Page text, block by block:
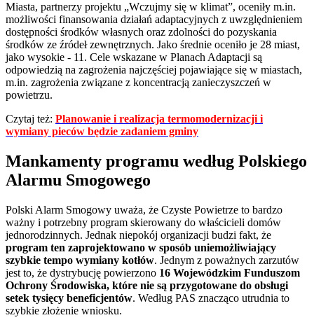
Miasta, partnerzy projektu „Wczujmy się w klimat”, oceniły m.in.
możliwości finansowania działań adaptacyjnych z uwzględnieniem
dostępności środków własnych oraz zdolności do pozyskania
środków ze źródeł zewnętrznych. Jako średnie oceniło je 28 miast,
jako wysokie - 11. Cele wskazane w Planach Adaptacji są
odpowiedzią na zagrożenia najczęściej pojawiające się w miastach,
m.in. zagrożenia związane z koncentracją zanieczyszczeń w
powietrzu.
Czytaj też: Planowanie i realizacja termomodernizacji i
wymiany pieców będzie zadaniem gminy
Mankamenty programu według Polskiego
Alarmu Smogowego
Polski Alarm Smogowy uważa, że Czyste Powietrze to bardzo
ważny i potrzebny program skierowany do właścicieli domów
jednorodzinnych. Jednak niepokój organizacji budzi fakt, że
program ten zaprojektowano w sposób uniemożliwiający
szybkie tempo wymiany kotłów. Jednym z poważnych zarzutów
jest to, że dystrybucję powierzono 16 Wojewódzkim Funduszom
Ochrony Środowiska, które nie są przygotowane do obsługi
setek tysięcy beneficjentów. Według PAS znacząco utrudnia to
szybkie złożenie wniosku.